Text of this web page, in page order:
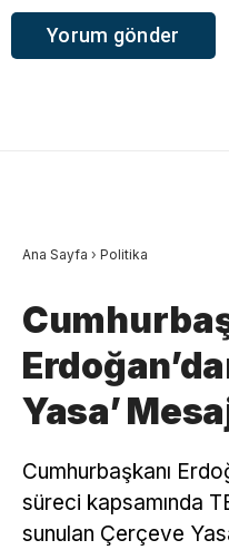
Ana Sayfa › Politika
Yasa’
Cumhurbaşkanı
süreci kapsamında
sunulan Çerçeve